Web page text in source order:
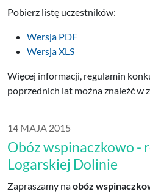
Pobierz listę uczestników:
Wersja PDF
Wersja XLS
Więcej informacji, regulamin
poprzednich lat można znaleźć w
14 MAJA 2015
Obóz wspinaczkowo -
Logarskiej Dolinie
Zapraszamy naobóz